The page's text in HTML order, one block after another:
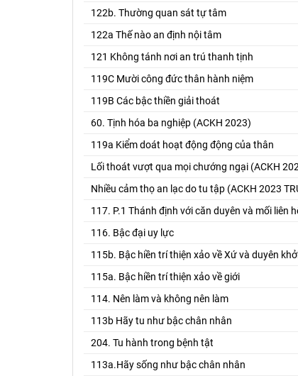
122b. Thường quan sát tự tâm
122a Thế nào an định nội tâm
121 Không tánh nơi an trú thanh tịnh
119C Mười công đức thân hành niệm
119B Các bậc thiền giải thoát
60. Tịnh hóa ba nghiệp (ACKH 2023)
119a Kiểm doát hoạt động động của thân
Lối thoát vượt qua mọi chướng ngại (ACKH
Nhiều cảm thọ an lạc do tu tập (ACKH 2023
117. P.1 Thánh định với căn duyên và mối liên
116. Bậc đại uy lực
115b. Bậc hiền trí thiện xảo về Xứ và duyên
115a. Bậc hiền trí thiện xảo về giới
114. Nên làm và không nên làm
113b Hãy tu như bậc chân nhân
204. Tu hành trong bệnh tật
113a.Hãy sống như bậc chân nhân